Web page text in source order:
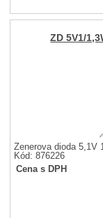
ZD 5V1/
Zenerova dioda 5,1V
Kód: 876226
Cena s DPH